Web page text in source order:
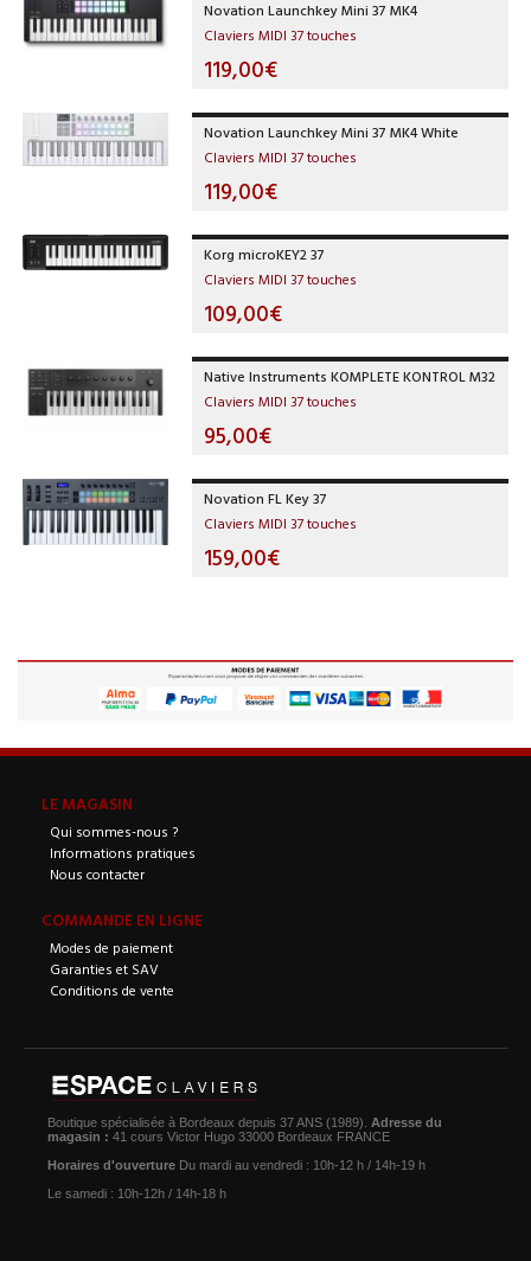
Novation Launchkey Mini 37 MK4
Claviers MIDI 37 touches
119,00€
Novation Launchkey Mini 37 MK4 White
Claviers MIDI 37 touches
119,00€
Korg microKEY2 37
Claviers MIDI 37 touches
109,00€
Native Instruments KOMPLETE KONTROL M32
Claviers MIDI 37 touches
95,00€
Novation FL Key 37
Claviers MIDI 37 touches
159,00€
LE MAGASIN
Qui sommes-nous ?
Informations pratiques
Nous contacter
COMMANDE EN LIGNE
Modes de paiement
Garanties et SAV
Conditions de vente
Boutique spécialisée à Bordeaux depuis 37 ANS (1989). Adresse du
magasin : 41 cours Victor Hugo 33000 Bordeaux FRANCE
Horaires d'ouverture Du mardi au vendredi : 10h-12 h / 14h-19 h
Le samedi : 10h-12h / 14h-18 h